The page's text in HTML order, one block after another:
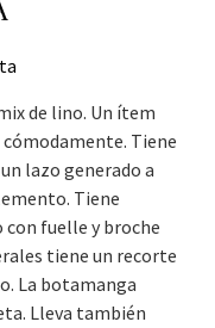
de lino. Un ítem
Tiene
lazo generado a
Tiene
fuelle y broche
tiene un recorte
La botamanga
Lleva también